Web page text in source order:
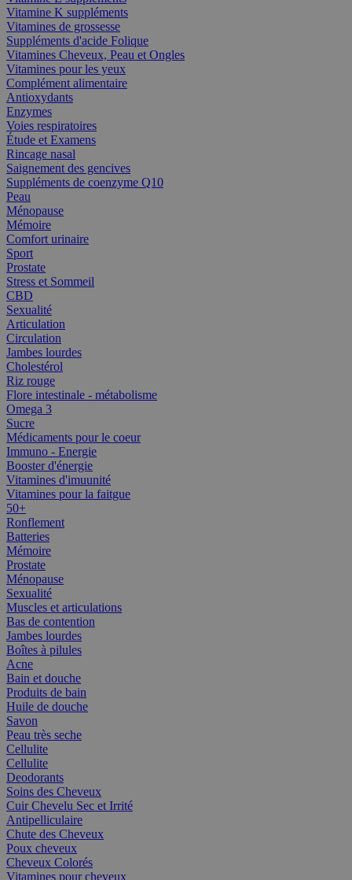
Vitamine K suppléments
Vitamines de grossesse
Suppléments d'acide Folique
Vitamines Cheveux, Peau et Ongles
Vitamines pour les yeux
Complément alimentaire
Antioxydants
Enzymes
Voies respiratoires
Étude et Examens
Rincage nasal
Saignement des gencives
Suppléments de coenzyme Q10
Peau
Ménopause
Mémoire
Comfort urinaire
Sport
Prostate
Stress et Sommeil
CBD
Sexualité
Articulation
Circulation
Jambes lourdes
Cholestérol
Riz rouge
Flore intestinale - métabolisme
Omega 3
Sucre
Médicaments pour le coeur
Immuno - Energie
Booster d'énergie
Vitamines d'imuunité
Vitamines pour la faitgue
50+
Ronflement
Batteries
Mémoire
Prostate
Ménopause
Sexualité
Muscles et articulations
Bas de contention
Jambes lourdes
Boîtes à pilules
Acne
Bain et douche
Produits de bain
Huile de douche
Savon
Peau très seche
Cellulite
Cellulite
Deodorants
Soins des Cheveux
Cuir Chevelu Sec et Irrité
Antipelliculaire
Chute des Cheveux
Poux cheveux
Cheveux Colorés
Vitamines pour cheveux